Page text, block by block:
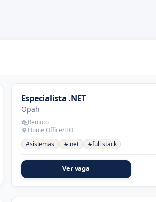
Especialista .NET
Opah
Remoto
Home Office/HO
#sistemas
#.net #full stack
Ver vaga